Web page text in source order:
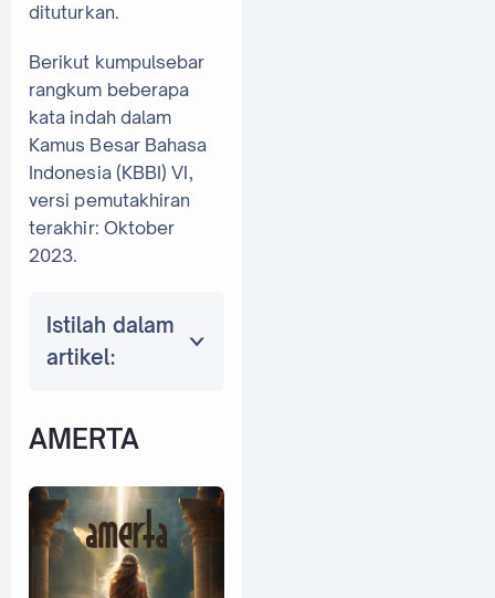
dituturkan.
Berikut kumpulsebar
rangkum beberapa
kata indah dalam
Kamus Besar Bahasa
Indonesia (KBBI) VI,
versi pemutakhiran
terakhir: Oktober
2023.
Istilah dalam
artikel:
AMERTA